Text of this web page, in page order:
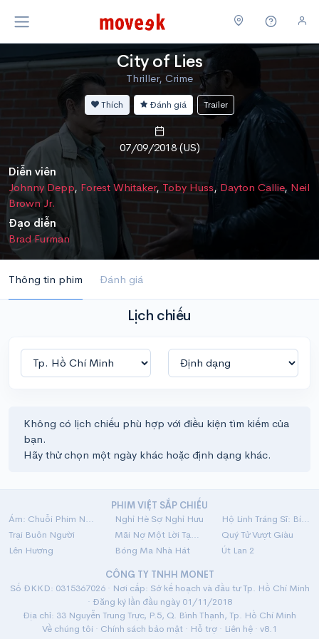
City of Lies
Thriller, Crime
Thích Đánh giá Trailer
07/09/2018 (US)
Diễn viên
Johnny Depp, Forest Whitaker, Toby Huss, Dayton Callie, Neil
Brown Jr.
Đạo diễn
Brad Furman
Thông tin phim Đánh giá
Lịch chiếu
Không có lịch chiếu phù hợp với điều kiện tìm kiếm của
bạn.
Hãy thử chọn một ngày khác hoặc định dạng khác.
PHIM VIỆT SẮP CHIẾU
Ám: Chuỗi Phim Ngắn Linh Dị
Nghỉ Hè Sợ Nghỉ Hưu
Hộ Linh Tráng Sĩ: Bí Ẩn Mộ Vua Đinh
Trại Buôn Người
Mãi Nợ Một Lời Tạm Biệt
Quý Tử Vượt Giàu
Lên Hương
Bóng Ma Nhà Hát
Út Lan 2
CÔNG TY TNHH MONET
Số ĐKKD: 0315367026 · Nơi cấp: Sở kế hoạch và đầu tư Tp. Hồ Chí Minh
· Đăng ký lần đầu ngày 01/11/2018
Địa chỉ: 33 Nguyễn Trung Trực, P.5, Q. Bình Thạnh, Tp. Hồ Chí Minh
Về chúng tôi · Chính sách bảo mật · Hỗ trợ · Liên hệ · v8.1